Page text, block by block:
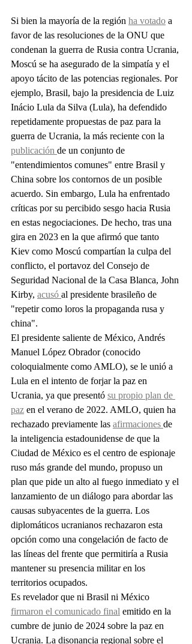
Si bien la mayoría de la región ha votado a
favor de las resoluciones de la ONU que
condenan la guerra de Rusia contra Ucrania,
Moscú se ha asegurado de la simpatía y el
apoyo tácito de las potencias regionales. Por
ejemplo, Brasil, bajo la presidencia de Luiz
Inácio Lula da Silva (Lula), ha defendido
repetidamente propuestas de paz para la
guerra de Ucrania, la más reciente con la
publicación de un conjunto de
"entendimientos comunes" entre Brasil y
China sobre los contornos de un posible
acuerdo. Sin embargo, Lula ha enfrentado
críticas por su percibido sesgo hacia Rusia
en estas negociaciones. De hecho, tras una
gira en 2023 en la que afirmó que tanto
Kiev como Moscú compartían la culpa del
conflicto, el portavoz del Consejo de
Seguridad Nacional de la Casa Blanca, John
Kirby, acusó al presidente brasileño de
"repetir como loros la propaganda rusa y
china".
El presidente saliente de México, Andrés
Manuel López Obrador (conocido
coloquialmente como AMLO), se le unió a
Lula en el intento de forjar la paz en
Ucrania, ya que presentó su propio plan de
paz en el verano de 2022. AMLO, quien ha
rechazado previamente las afirmaciones de
la inteligencia estadounidense de que la
Ciudad de México es el centro de espionaje
ruso más grande del mundo, propuso un
plan que pide un alto al fuego inmediato y el
lanzamiento de un diálogo para abordar las
causas subyacentes de la guerra. Los
diplomáticos ucranianos rechazaron esta
opción como una congelación de facto de
las líneas del frente que permitiría a Rusia
mantener su presencia militar en los
territorios ocupados.
Es revelador que ni Brasil ni México
firmaron el comunicado final emitido en la
cumbre de junio de 2024 sobre la paz en
Ucrania. La disonancia regional sobre el